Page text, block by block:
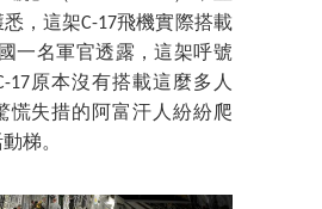
，這架C-17飛機實際搭載
一名軍官透露，這架呼號
17原本沒有搭載這麼多人
慌失措的阿富汗人紛紛爬
梯。